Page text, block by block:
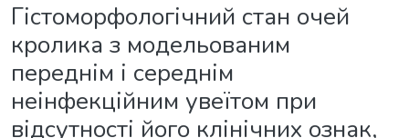
Гістоморфологічний стан очей
кролика з модельованим
переднім і середнім
неінфекційним увеїтом при
відсутності його клінічних ознак,